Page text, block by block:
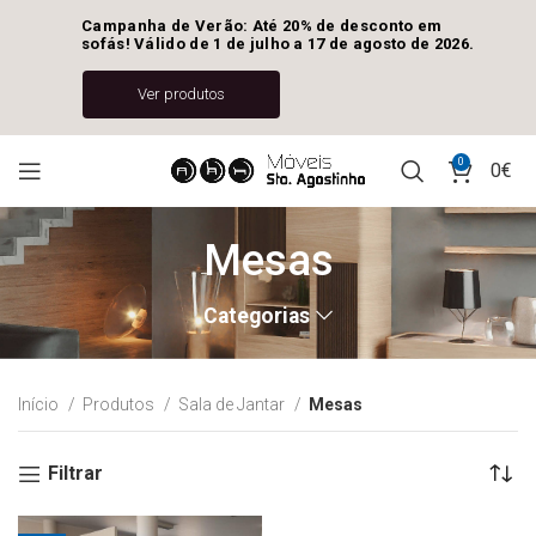
0 0€
Mesas
Categorias
Início Produtos Sala de Jantar Mesas
Filtrar
Campanha de Verão: Até 20% de desconto em
sofás! Válido de 1 de julho a 17 de agosto de 2026.
Ver produtos